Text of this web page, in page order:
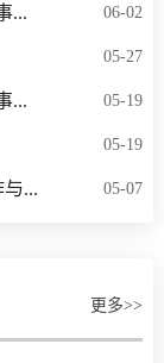
... 06-02
05-27
... 05-19
05-19
... 05-07
更多>>